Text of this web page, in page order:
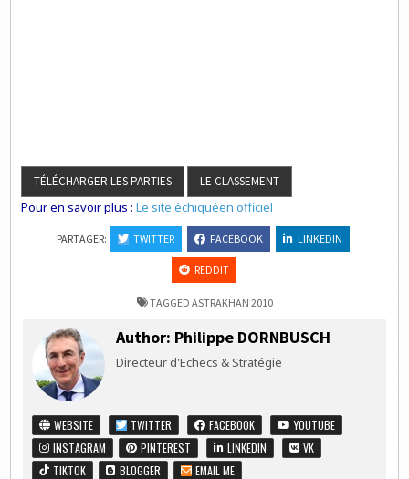
Pour en savoir plus : Le site échiquéen officiel
PARTAGER: TWITTER FACEBOOK LINKEDIN
REDDIT
TAGGED ASTRAKHAN 2010
Author: Philippe DORNBUSCH
Directeur d'Echecs & Stratégie
WEBSITE TWITTER FACEBOOK
YOUTUBE
INSTAGRAM
PINTEREST LINKEDIN
VK
TIKTOK
BLOGGER EMAIL ME